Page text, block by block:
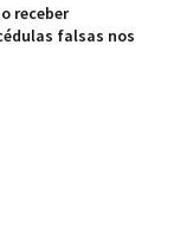
receber
falsas nos